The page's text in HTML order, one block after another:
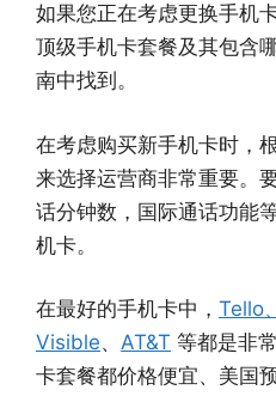
如果您正在考虑更换手机
顶级手机卡套餐及其包含
南中找到。
在考虑购买新手机卡时，
来选择运营商非常重要。
话分钟数，国际通话功能
机卡。
在最好的手机卡中， Tello
Visible、 AT&T 等都是非
卡套餐都价格便宜、美国